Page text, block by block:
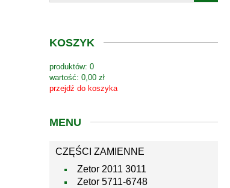
KOSZYK
produktów: 0
wartość: 0,00 zł
przejdź do koszyka
MENU
CZĘŚCI ZAMIENNE
Zetor 2011 3011
Zetor 5711-6748